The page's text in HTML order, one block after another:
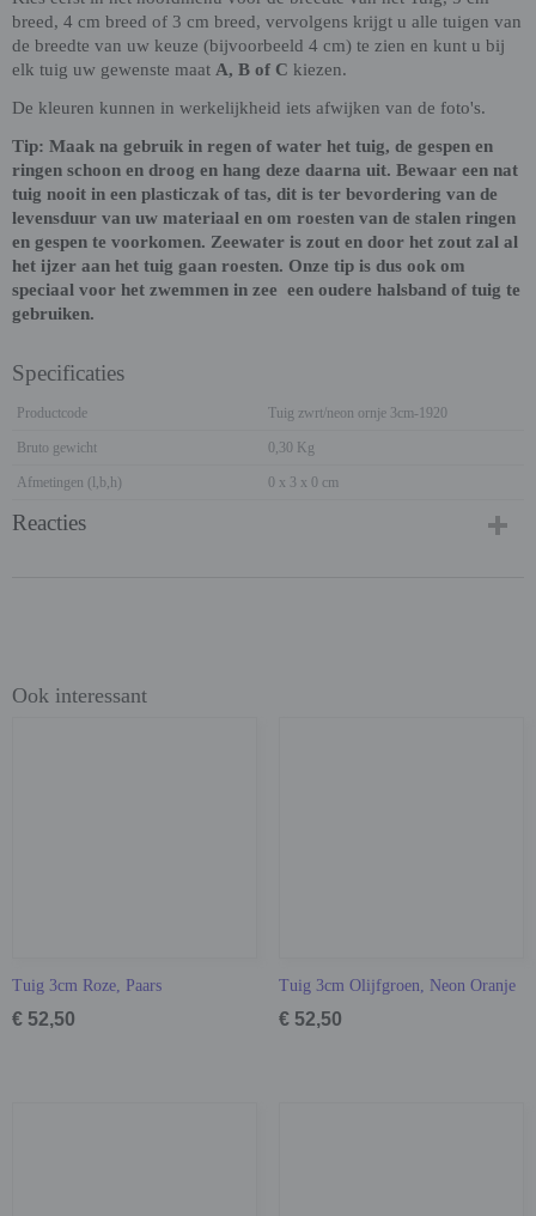
breed, 4 cm breed of 3 cm breed, vervolgens krijgt u alle tuigen van
de breedte van uw keuze (bijvoorbeeld 4 cm) te zien en kunt u bij
elk tuig uw gewenste maat A, B of C kiezen.
De kleuren kunnen in werkelijkheid iets afwijken van de foto's.
Tip: Maak na gebruik in regen of water het tuig, de gespen en
ringen schoon en droog en hang deze daarna uit. Bewaar een nat
tuig nooit in een plasticzak of tas, dit is ter bevordering van de
levensduur van uw materiaal en om roesten van de stalen ringen
en gespen te voorkomen. Zeewater is zout en door het zout zal al
het ijzer aan het tuig gaan roesten. Onze tip is dus ook om
speciaal voor het zwemmen in zee een oudere halsband of tuig te
gebruiken.
Specificaties
Productcode Tuig zwrt/neon ornje 3cm-1920
Bruto gewicht 0,30 Kg
Afmetingen (l,b,h) 0 x 3 x 0 cm
Reacties
Ook interessant
Tuig 3cm Roze, Paars
€ 52,50
Tuig 3cm Olijfgroen, Neon Oranje
€ 52,50